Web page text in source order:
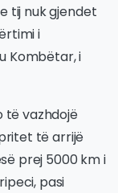
tij nuk gjendet
i
Kombëtar, i
të vazhdojë
të arrijë
prej 5000 km i
pasi